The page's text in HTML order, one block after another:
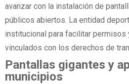
avanzar con la instalación de
públicos abiertos. La entidad
institucional para facilitar permisos
vinculados con los derechos de
Pantallas gigantes y
municipios